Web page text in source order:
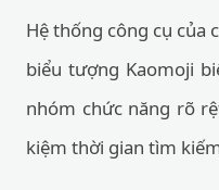
Hệ thống công cụ của
biểu tượng Kaomoji
nhóm chức năng rõ
kiệm thời gian tìm